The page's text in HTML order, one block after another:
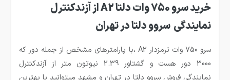
خرید سرو 750 وات دلتا A2 از آزندکنترل
نمایندگی سروو دلتا در تهران
سرو 750 وات ترمزدار A2 ،با پارامترهای مشخص از جمله دور که
3000 دور هست و گشتاور 2.39 نیوتون متر از آزندکنترل
نمایندگی فروش سروو دلتا در تهران و مشهد میتوانید با بهترین